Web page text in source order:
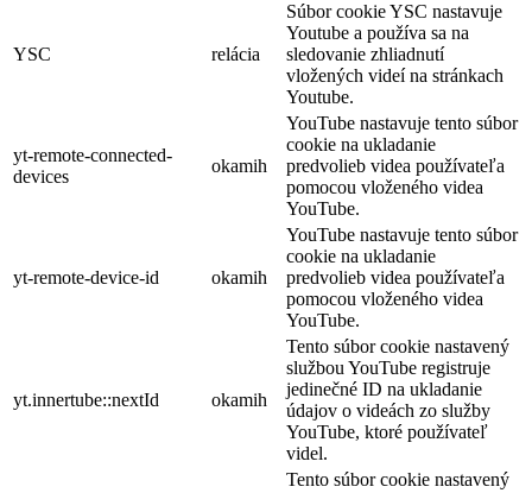
YSC relácia
Súbor cookie YSC nastavuje
Youtube a používa sa na
sledovanie zhliadnutí
vložených videí na stránkach
Youtube.
yt-remote-connected-
devices
okamih
YouTube nastavuje tento súbor
cookie na ukladanie
predvolieb videa používateľa
pomocou vloženého videa
YouTube.
yt-remote-device-id okamih
YouTube nastavuje tento súbor
cookie na ukladanie
predvolieb videa používateľa
pomocou vloženého videa
YouTube.
yt.innertube::nextId okamih
Tento súbor cookie nastavený
službou YouTube registruje
jedinečné ID na ukladanie
údajov o videách zo služby
YouTube, ktoré používateľ
videl.
Tento súbor cookie nastavený